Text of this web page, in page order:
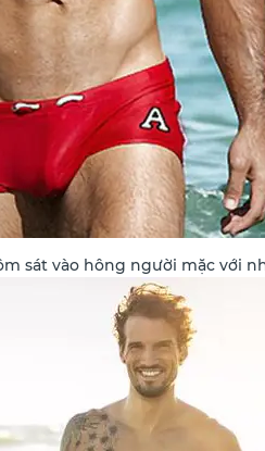
sát vào hông người mặc với